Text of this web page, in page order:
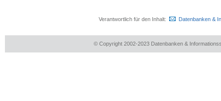
Verantwortlich für den Inhalt: Datenbanken &
© Copyright 2002-2023 Datenbanken &